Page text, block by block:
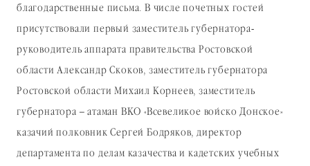
благодарственные письма. В числе почетных гостей
присутствовали первый заместитель губернатора-
руководитель аппарата правительства Ростовской
области Александр Скоков, заместитель губернатора
Ростовской области Михаил Корнеев, заместитель
губернатора – атаман ВКО «Всевеликое войско Донское»
казачий полковник Сергей Бодряков, директор
департамента по делам казачества и кадетских учебных